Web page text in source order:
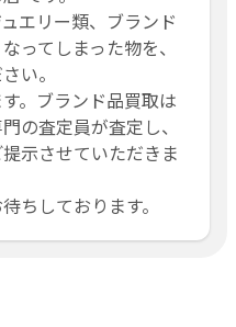
エリー類、ブランド
ってしまった物を、
い。
。ブランド品買取は
の査定員が査定し、
示させていただきま
ちしております。